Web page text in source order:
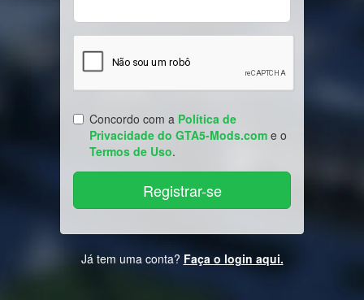
Concordo com a Política de
Privacidade do GTA5-Mods.com e o
Termos de Uso.
Já tem uma conta? Faça o login aqui.